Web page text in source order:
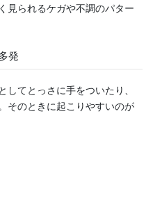
見られるケガや不調のパター
発
してとっさに手をついたり、
そのときに起こりやすいのが